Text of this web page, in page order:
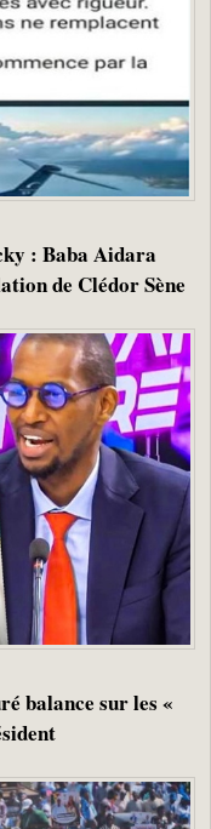
: Baba Aidara
de Clédor Sène
balance sur les «